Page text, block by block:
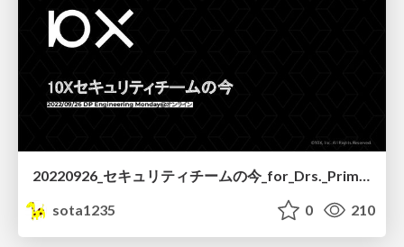
sota1235
0 210